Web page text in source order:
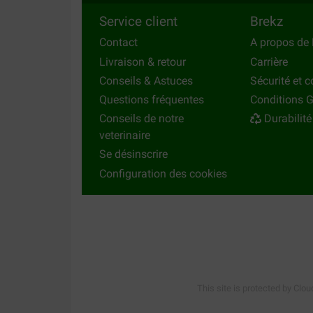
Service client
Contact
Livraison & retour
Conseils & Astuces
Questions fréquentes
Conseils de notre
veterinaire
Se désinscrire
Configuration des cookies
Brekz
A propos de
Carrière
Sécurité et
Conditions
Durabilité